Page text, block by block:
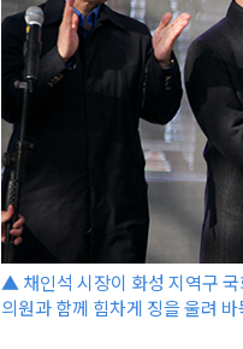
▲ 채인석 시장이 화성 지역구
의원과 함께 힘차게 징을 울려